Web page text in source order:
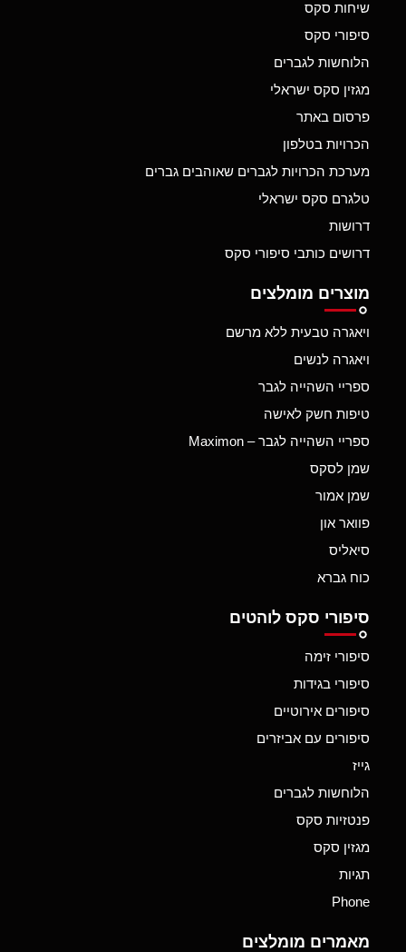
שיחות סקס
סיפורי סקס
הלוחשות לגברים
מגזין סקס ישראלי
פרסום באתר
הכרויות בטלפון
מערכת הכרויות לגברים שאוהבים גברים
טלגרם סקס ישראלי
דרושות
דרושים כותבי סיפורי סקס
מוצרים מומלצים
ויאגרה טבעית ללא מרשם
ויאגרה לנשים
ספריי השהייה לגבר
טיפות חשק לאישה
ספריי השהייה לגבר – Maximon
שמן לסקס
שמן אמור
פוואר און
סיאליס
כוח גברא
סיפורי סקס לוהטים
סיפורי זימה
סיפורי בגידות
סיפורים אירוטיים
סיפורים עם אביזרים
גייז
הלוחשות לגברים
פנטזיות סקס
מגזין סקס
תגיות
Phone
מאמרים מומלצים